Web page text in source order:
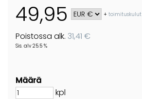
49,95 +toimituskulut
Poistossa alk. 31,41 €
Sis. alv 25.5 %
Määrä
kpl